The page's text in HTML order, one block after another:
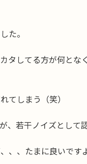
た。
タしてる方が何と
てしまう（笑）
、若干ノイズとして
、、たまに良いです